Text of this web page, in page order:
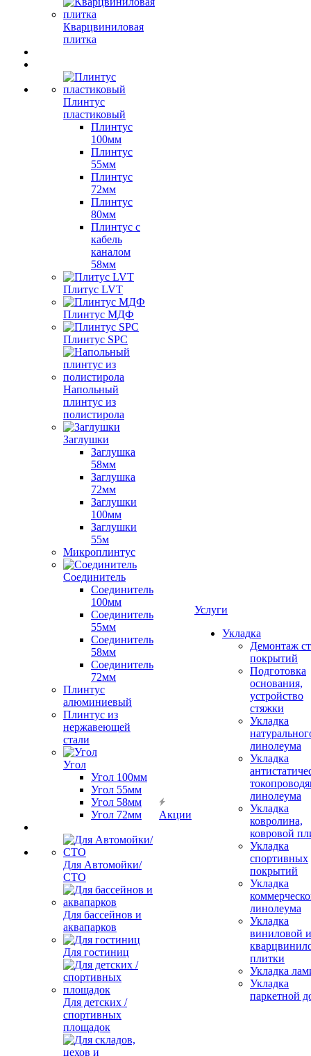
Кварцвиниловая
плитка
Плинтус
пластиковый
Плинтус
100мм
Плинтус
55мм
Плинтус
72мм
Плинтус
80мм
Плинтус с
кабель
каналом
58мм
Плитус LVT
Плинтус МДФ
Плинтус SPC
Напольный
плинтус из
полистирола
Заглушки
Заглушка
58мм
Заглушка
72мм
Заглушки
100мм
Заглушки
55м
Микроплинтус
Соединитель
Соединитель
100мм
Соединитель
55мм
Соединитель
58мм
Соединитель
72мм
Плинтус
алюминиевый
Плинтус из
нержавеющей
стали
Угол
Угол 100мм
Угол 55мм
Угол 58мм
Угол 72мм
Для Автомойки/
СТО
Для бассейнов и
аквапарков
Для гостиниц
Для детских /
спортивных
площадок
Акции
Услуги
Укладка
Демонтаж
покрытий
Подготовка
основания,
устройство
стяжки
Укладка
линолеума
Укладка
линолеума
Укладка
ковролина,
ковровой
Укладка
спортивных
покрытий
Укладка
линолеума
Укладка
виниловой и
плитки
Укладка
Укладка
паркетной